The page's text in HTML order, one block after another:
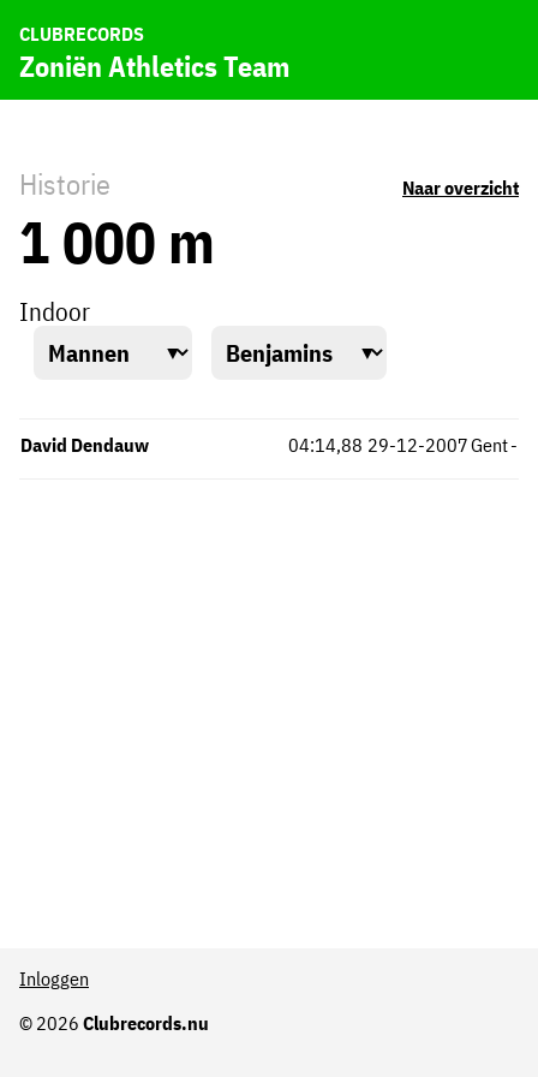
CLUBRECORDS
Zoniën Athletics Team
Historie Naar overzicht
1 000 m
Indoor
David Dendauw Gent
04:14,88 -
29-12-2007
© 2026 Clubrecords.nu
Inloggen